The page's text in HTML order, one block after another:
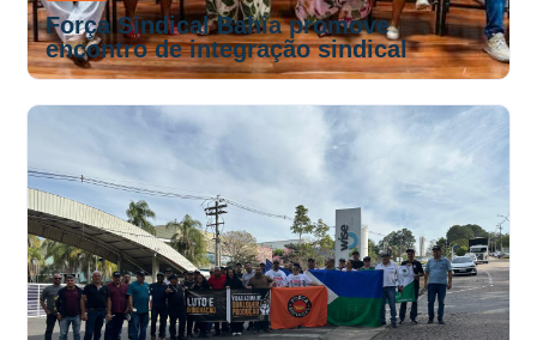
Força Sindical Bahia promove
encontro de integração sindical